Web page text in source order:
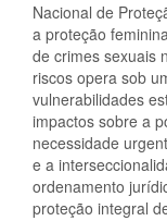
Nacional de
a proteção
de crimes sexuais
riscos opera sob
vulnerabilidades
impactos sobre a
necessidade
e a
ordenamento
proteção integral